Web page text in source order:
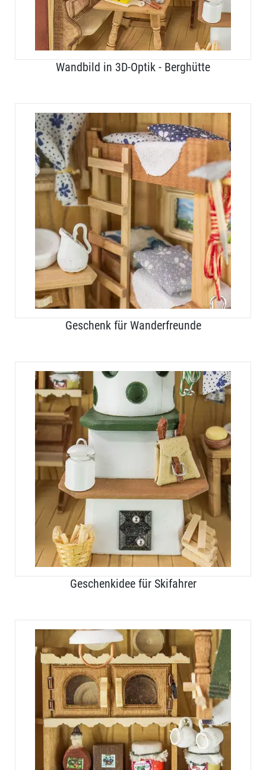
Wandbild in 3D-Optik - Berghütte
Geschenk für Wanderfreunde
Geschenkidee für Skifahrer